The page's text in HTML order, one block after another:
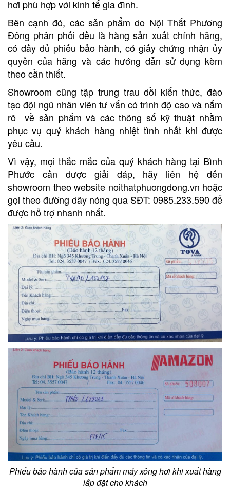
hơi phù hợp với kinh tế gia đình.
Bên cạnh đó, các sản phẩm do Nội Thất Phương
Đông phân phối đều là hàng sản xuất chính hãng,
có đầy đủ phiếu bảo hành, có giấy chứng nhận ủy
quyền của hãng và các hướng dẫn sử dụng kèm
theo cần thiết.
Showroom cũng tập trung trau dồi kiến thức, đào
tạo đội ngũ nhân viên tư vấn có trình độ cao và nắm
rõ về sản phẩm và các thông số kỹ thuật nhằm
phục vụ quý khách hàng nhiệt tình nhất khi được
yêu cầu.
Vì vậy, mọi thắc mắc của quý khách hàng tại Bình
Phước cần được giải đáp, hãy liên hệ đến
showroom theo website noithatphuongdong.vn hoặc
gọi theo đường dây nóng qua SĐT: 0985.233.590 để
được hỗ trợ nhanh nhất.
Phiếu bảo hành của sản phẩm máy xông hơi khi xuất hàng
lắp đặt cho khách